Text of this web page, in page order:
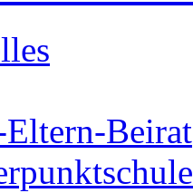
Beirat